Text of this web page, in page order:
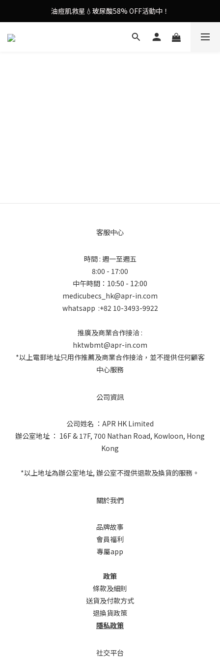
謝安琪愛用美容儀🌸護膚效果UP！
油痘肌救星💧玻尿酸58% OFF活動中！
果凍噴霧！一噴即現美白光透肌✨
客服中心
時間 : 週一至週五
8:00 - 17:00
中午時間：10:50 - 12:00
medicubecs_hk@apr-in.com
whatsapp :+82 10-3493-9922
推廣及商業合作接洽 :
hktwbmt@apr-in.com
*以上電郵地址只用作推薦及商業合作接洽，並不提供任何顧客
中心服務
公司資訊
公司姓名 ：APR HK Limited
辦公室地址 ： 16F & 17F, 700 Nathan Road, Kowloon, Hong
Kong
*以上地址為辦公室地址, 辦公室不提供退款及換貨的服務。
關於我們
品牌故事
會員福利
專屬app
政策
條款及細則
送貨及付款方式
退換貨政策
隱私政策
社交平台